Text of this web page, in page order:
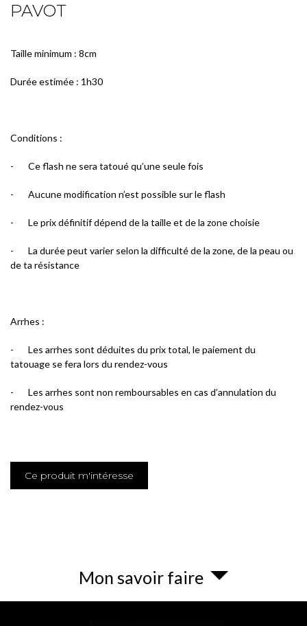
PAVOT
Taille minimum : 8cm
Durée estimée : 1h30
Conditions :
- Ce flash ne sera tatoué qu’une seule fois
- Aucune modification n’est possible sur le flash
- Le prix définitif dépend de la taille et de la zone choisie
-
La durée peut varier selon la difficulté de la zone, de la peau ou
de ta résistance
Arrhes :
-
Les arrhes sont déduites du prix total, le paiement du
tatouage se fera lors du rendez-vous
-
Les arrhes sont non remboursables en cas d’annulation du
rendez-vous
Ce produit m'intéresse
Mon savoir faire